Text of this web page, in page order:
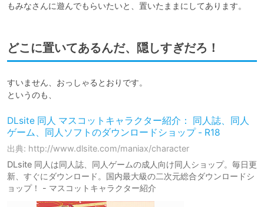
もみなさんに遊んでもらいたいと、置いたままにしてあります。
どこに置いてあるんだ、隠しすぎだろ！
すいません、おっしゃるとおりです。
というのも、
DLsite 同人 マスコットキャラクター紹介： 同人誌、同人
ゲーム、同人ソフトのダウンロードショップ - R18
出典: http://www.dlsite.com/maniax/character
DLsite 同人は同人誌、同人ゲームの成人向け同人ショップ。毎日更
新、すぐにダウンロード。国内最大級の二次元総合ダウンロードシ
ョップ！ - マスコットキャラクター紹介